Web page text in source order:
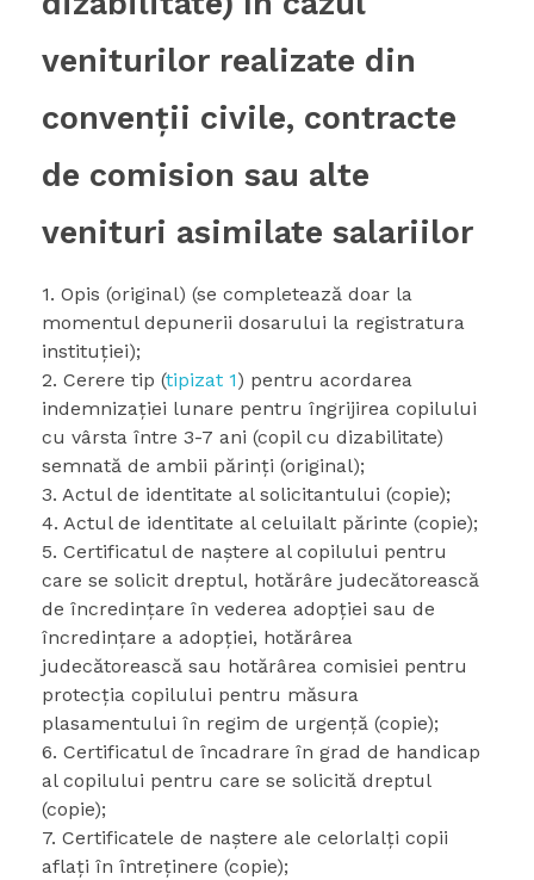
veniturilor realizate din
convenţii civile, contracte
de comision sau alte
venituri asimilate salariilor
1. Opis (original) (se completează doar la
momentul depunerii dosarului la registratura
instituției);
2. Cerere tip (tipizat 1) pentru acordarea
indemnizaţiei lunare pentru îngrijirea copilului
cu vârsta între 3-7 ani (copil cu dizabilitate)
semnată de ambii părinţi (original);
3. Actul de identitate al solicitantului (copie);
4. Actul de identitate al celuilalt părinte (copie);
5. Certificatul de naștere al copilului pentru
care se solicit dreptul, hotărâre judecătorească
de încredințare în vederea adopției sau de
încredințare a adopției, hotărârea
judecătorească sau hotărârea comisiei pentru
protecția copilului pentru măsura
plasamentului în regim de urgență (copie);
6. Certificatul de încadrare în grad de handicap
al copilului pentru care se solicită dreptul
(copie);
7. Certificatele de naştere ale celorlalți copii
aflaţi în întreţinere (copie);